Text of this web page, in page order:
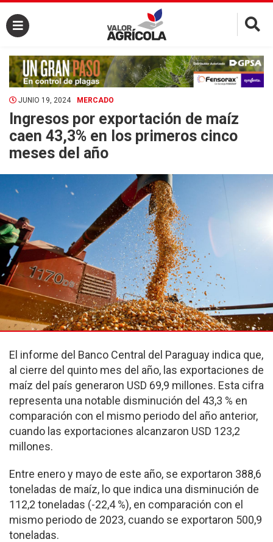
×
JUNIO 19, 2024 MERCADO
Ingresos por exportación de maíz
caen 43,3% en los primeros cinco
meses del año
El informe del Banco Central del Paraguay indica que,
al cierre del quinto mes del año, las exportaciones de
maíz del país generaron USD 69,9 millones. Esta cifra
representa una notable disminución del 43,3 % en
comparación con el mismo periodo del año anterior,
cuando las exportaciones alcanzaron USD 123,2
millones.
Entre enero y mayo de este año, se exportaron 388,6
toneladas de maíz, lo que indica una disminución de
112,2 toneladas (-22,4 %), en comparación con el
mismo periodo de 2023, cuando se exportaron 500,9
toneladas.